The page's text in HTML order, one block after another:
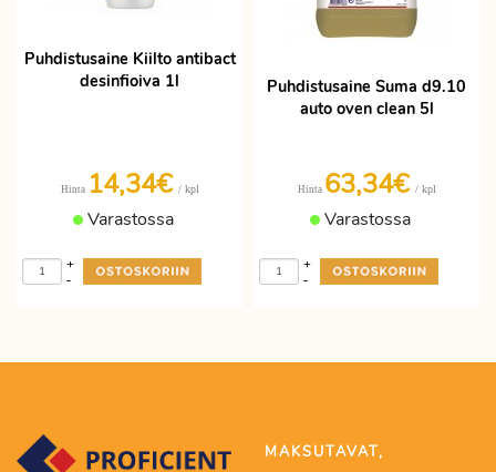
Puhdistusaine Kiilto antibact
desinfioiva 1l
Hinta 14,34€ / kpl
Varastossa
-
+
Puhdistusaine Suma d9.10
auto oven clean 5l
Hinta 63,34€ / kpl
Varastossa
-
+
MAKSUTAVAT,